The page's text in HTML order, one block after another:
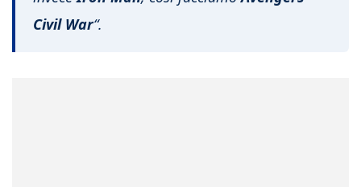
Civil War“.